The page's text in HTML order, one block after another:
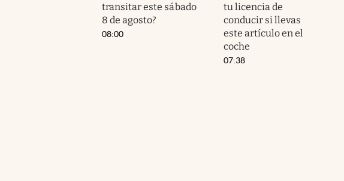
transitar este sábado
8 de agosto?
08:00
tu licencia de
conducir si llevas
este artículo en el
coche
07:38